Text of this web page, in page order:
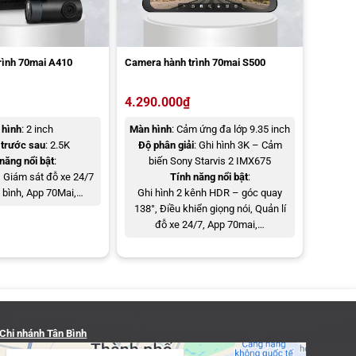
70mai A410
: 2 inch
sau: 2.5K
nổi bật:
Giám sát đỗ xe 24/7
App 70Mai,…
Camera hành trình 70mai S500
4.290.000₫
Màn hình: Cảm ứng đa lớp 9.35 inch
Độ phân giải: Ghi hình 3K – Cảm
biến Sony Starvis 2 IMX675
Tính năng nổi bật:
Ghi hình 2 kênh HDR – góc quay
138°, Điều khiển giọng nói, Quản lí
đỗ xe 24/7, App 70mai,…
Chi nhánh Tân Bình